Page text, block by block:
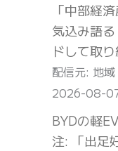
「中部経
気込み語
ドして取
配信元: 地
2026-08-
BYDの軽
注: 「出足